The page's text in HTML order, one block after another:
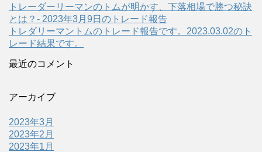
トレーダーリーマンのトムが明かす、下落相場で勝つ秘訣
とは？- 2023年3月9日のトレード報告
トレダリーマントムのトレード報告です。2023.03.02のト
レード結果です。
最近のコメント
アーカイブ
2023年3月
2023年2月
2023年1月